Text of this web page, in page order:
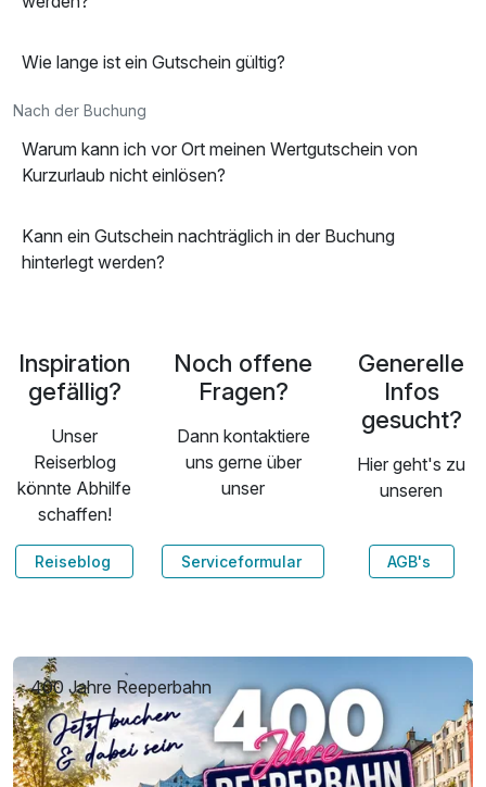
Wie lange ist ein Gutschein gültig?
Nach der Buchung
Warum kann ich vor Ort meinen Wertgutschein von
Kurzurlaub nicht einlösen?
Kann ein Gutschein nachträglich in der Buchung
hinterlegt werden?
Inspiration
gefällig?
Unser
Reiserblog
könnte Abhilfe
schaffen!
Reiseblog
Noch offene
Fragen?
Dann kontaktiere
uns gerne über
unser
Serviceformular
Generelle
Infos
gesucht?
Hier geht's zu
unseren
AGB's
400 Jahre Reeperbahn